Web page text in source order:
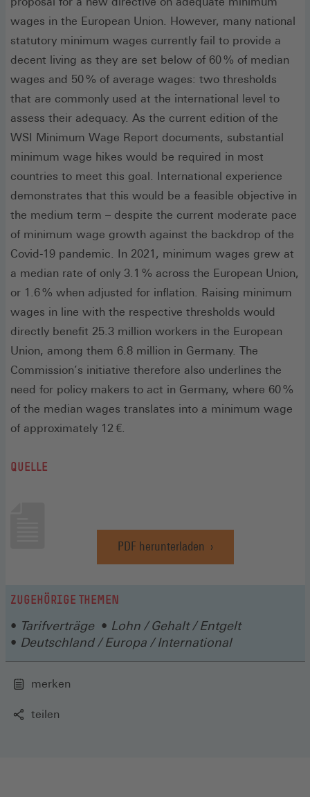
wages in the European Union. However, many national
statutory minimum wages currently fail to provide a
decent living as they are set below of 60 % of median
wages and 50 % of average wages: two thresholds
that are commonly used at the international level to
assess their adequacy. As the current edition of the
WSI Minimum Wage Report documents, substantial
minimum wage hikes would be required in most
countries to meet this goal. International experience
demonstrates that this would be a feasible objective in
the medium term – despite the current moderate pace
of minimum wage growth against the backdrop of the
Covid-19 pandemic. In 2021, minimum wages grew at
a median rate of only 3.1 % across the European Union,
or 1.6 % when adjusted for inflation. Raising minimum
wages in line with the respective thresholds would
directly benefit 25.3 million workers in the European
Union, among them 6.8 million in Germany. The
Commission’s initiative therefore also underlines the
need for policy makers to act in Germany, where 60 %
of the median wages translates into a minimum wage
of approximately 12 €.
QUELLE
PDF herunterladen
(Öffnet
in
ZUGEHÖRIGE THEMEN
Tarifverträge
Lohn / Gehalt / Entgelt
Deutschland / Europa / International
merken
teilen